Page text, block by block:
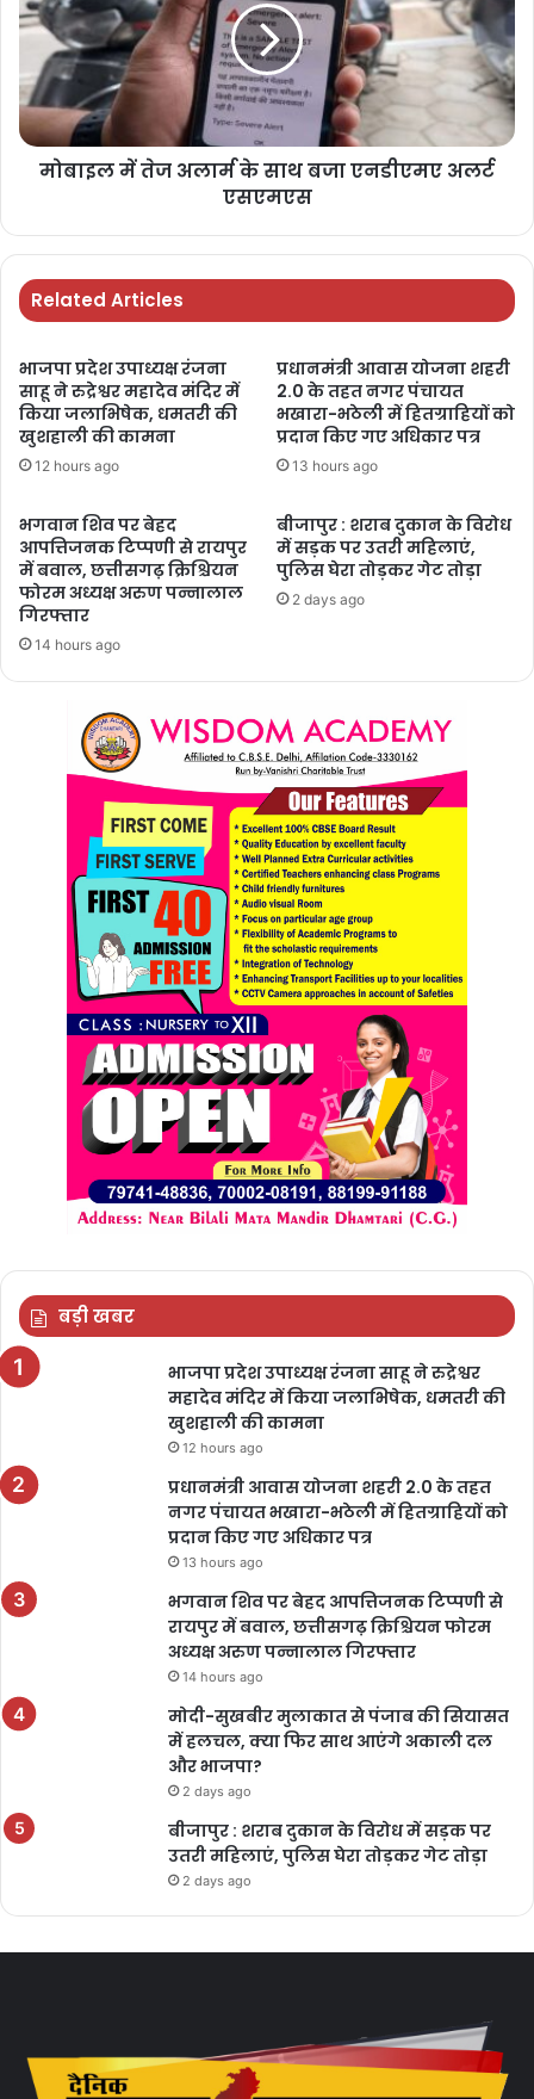
मोबाइल में तेज अलार्म के साथ बजा एनडीएमए अलर्ट
एसएमएस
Related Articles
भाजपा प्रदेश उपाध्यक्ष रंजना
साहू ने रुद्रेश्वर महादेव मंदिर में
किया जलाभिषेक, धमतरी की
खुशहाली की कामना
12 hours ago
प्रधानमंत्री आवास योजना शहरी
2.0 के तहत नगर पंचायत
भखारा-भठेली में हितग्राहियों को
प्रदान किए गए अधिकार पत्र
13 hours ago
भगवान शिव पर बेहद
आपत्तिजनक टिप्पणी से रायपुर
में बवाल, छत्तीसगढ़ क्रिश्चियन
फोरम अध्यक्ष अरुण पन्नालाल
गिरफ्तार
14 hours ago
बीजापुर : शराब दुकान के विरोध
में सड़क पर उतरी महिलाएं,
पुलिस घेरा तोड़कर गेट तोड़ा
2 days ago
बड़ी खबर
भाजपा प्रदेश उपाध्यक्ष रंजना साहू ने रुद्रेश्वर
महादेव मंदिर में किया जलाभिषेक, धमतरी की
खुशहाली की कामना
12 hours ago
प्रधानमंत्री आवास योजना शहरी 2.0 के तहत
नगर पंचायत भखारा-भठेली में हितग्राहियों को
प्रदान किए गए अधिकार पत्र
13 hours ago
भगवान शिव पर बेहद आपत्तिजनक टिप्पणी से
रायपुर में बवाल, छत्तीसगढ़ क्रिश्चियन फोरम
अध्यक्ष अरुण पन्नालाल गिरफ्तार
14 hours ago
मोदी-सुखबीर मुलाकात से पंजाब की सियासत
में हलचल, क्या फिर साथ आएंगे अकाली दल
और भाजपा?
2 days ago
बीजापुर : शराब दुकान के विरोध में सड़क पर
उतरी महिलाएं, पुलिस घेरा तोड़कर गेट तोड़ा
2 days ago